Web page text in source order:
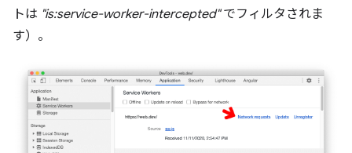
トは "is:service-worker-intercepted"でフィルタされま
す）。